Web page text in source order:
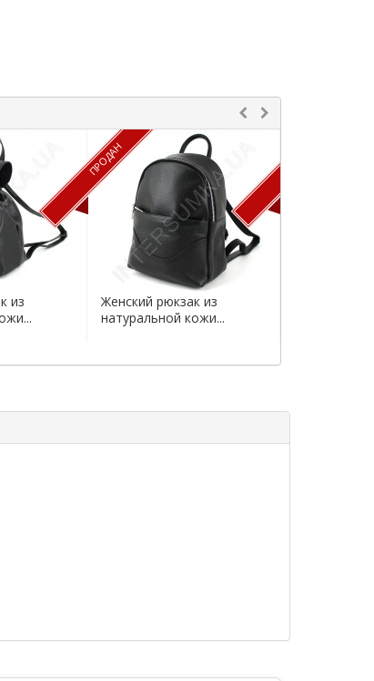
из
ПРОДАН
Женский рюкзак из
натуральной кожи...
ПРОДАН